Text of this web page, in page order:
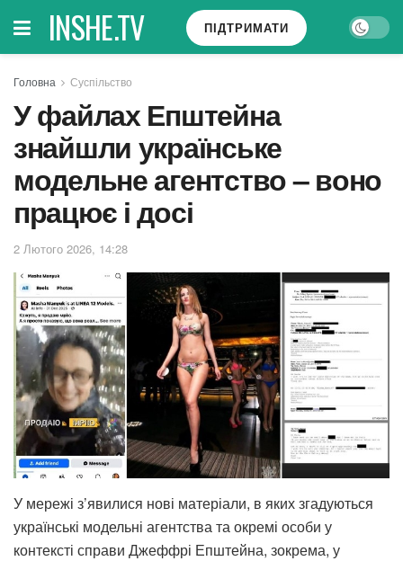
INSHE.TV ПІДТРИМАТИ
Головна Суспільство
У файлах Епштейна
знайшли українське
модельне агентство – воно
працює і досі
2 Лютого 2026, 14:28
У мережі з’явилися нові матеріали, в яких згадуються
українські модельні агентства та окремі особи у
контексті справи Джеффрі Епштейна, зокрема, у